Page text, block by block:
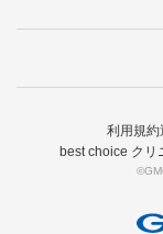
利用規約
best choice クリ